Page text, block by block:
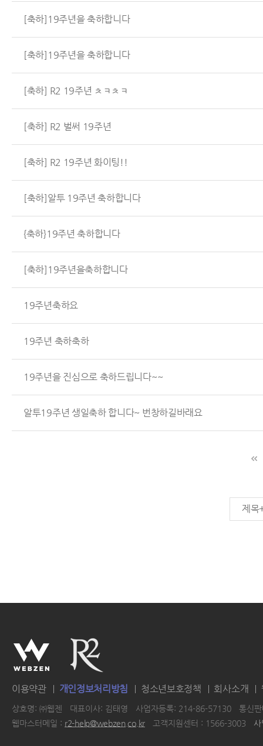
[축하]19주년을 축하합니다
[축하]19주년을 축하합니다
[축하] R2 19주년 ㅊㅋㅊㅋ
[축하] R2 벌써 19주년
[축하] R2 19주년 화이팅!!
[축하]알투 19주년 축하합니다
{축하}19주년 축하합니다
[축하]19주년을축하합니다
19주년축하요
19주년 축하축하
19주년을 진심으로 축하드립니다~~
알투19주년 생일축하 합니다~ 번창하길바래요
제목
이용약관 개인정보처리방침 청소년보호정책 회사소개
상호명: ㈜웹젠 대표이사: 김태영 사업자등록: 214-86-57130
통신
웹마스터메일 : r2-help@webzen.co.kr 고객지원센터 : 1566-3003